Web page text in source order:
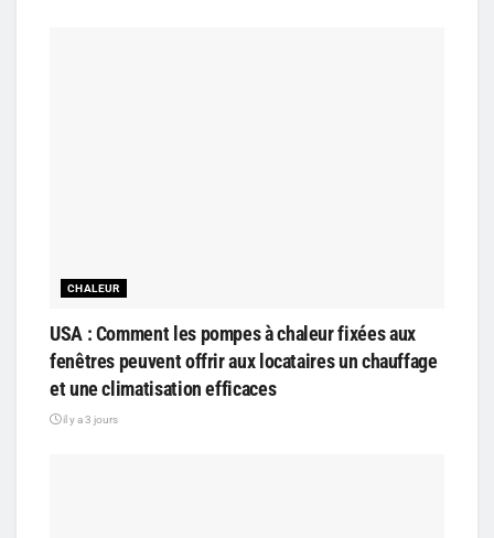
CHALEUR
USA : Comment les pompes à chaleur fixées aux
fenêtres peuvent offrir aux locataires un chauffage
et une climatisation efficaces
il y a 3 jours